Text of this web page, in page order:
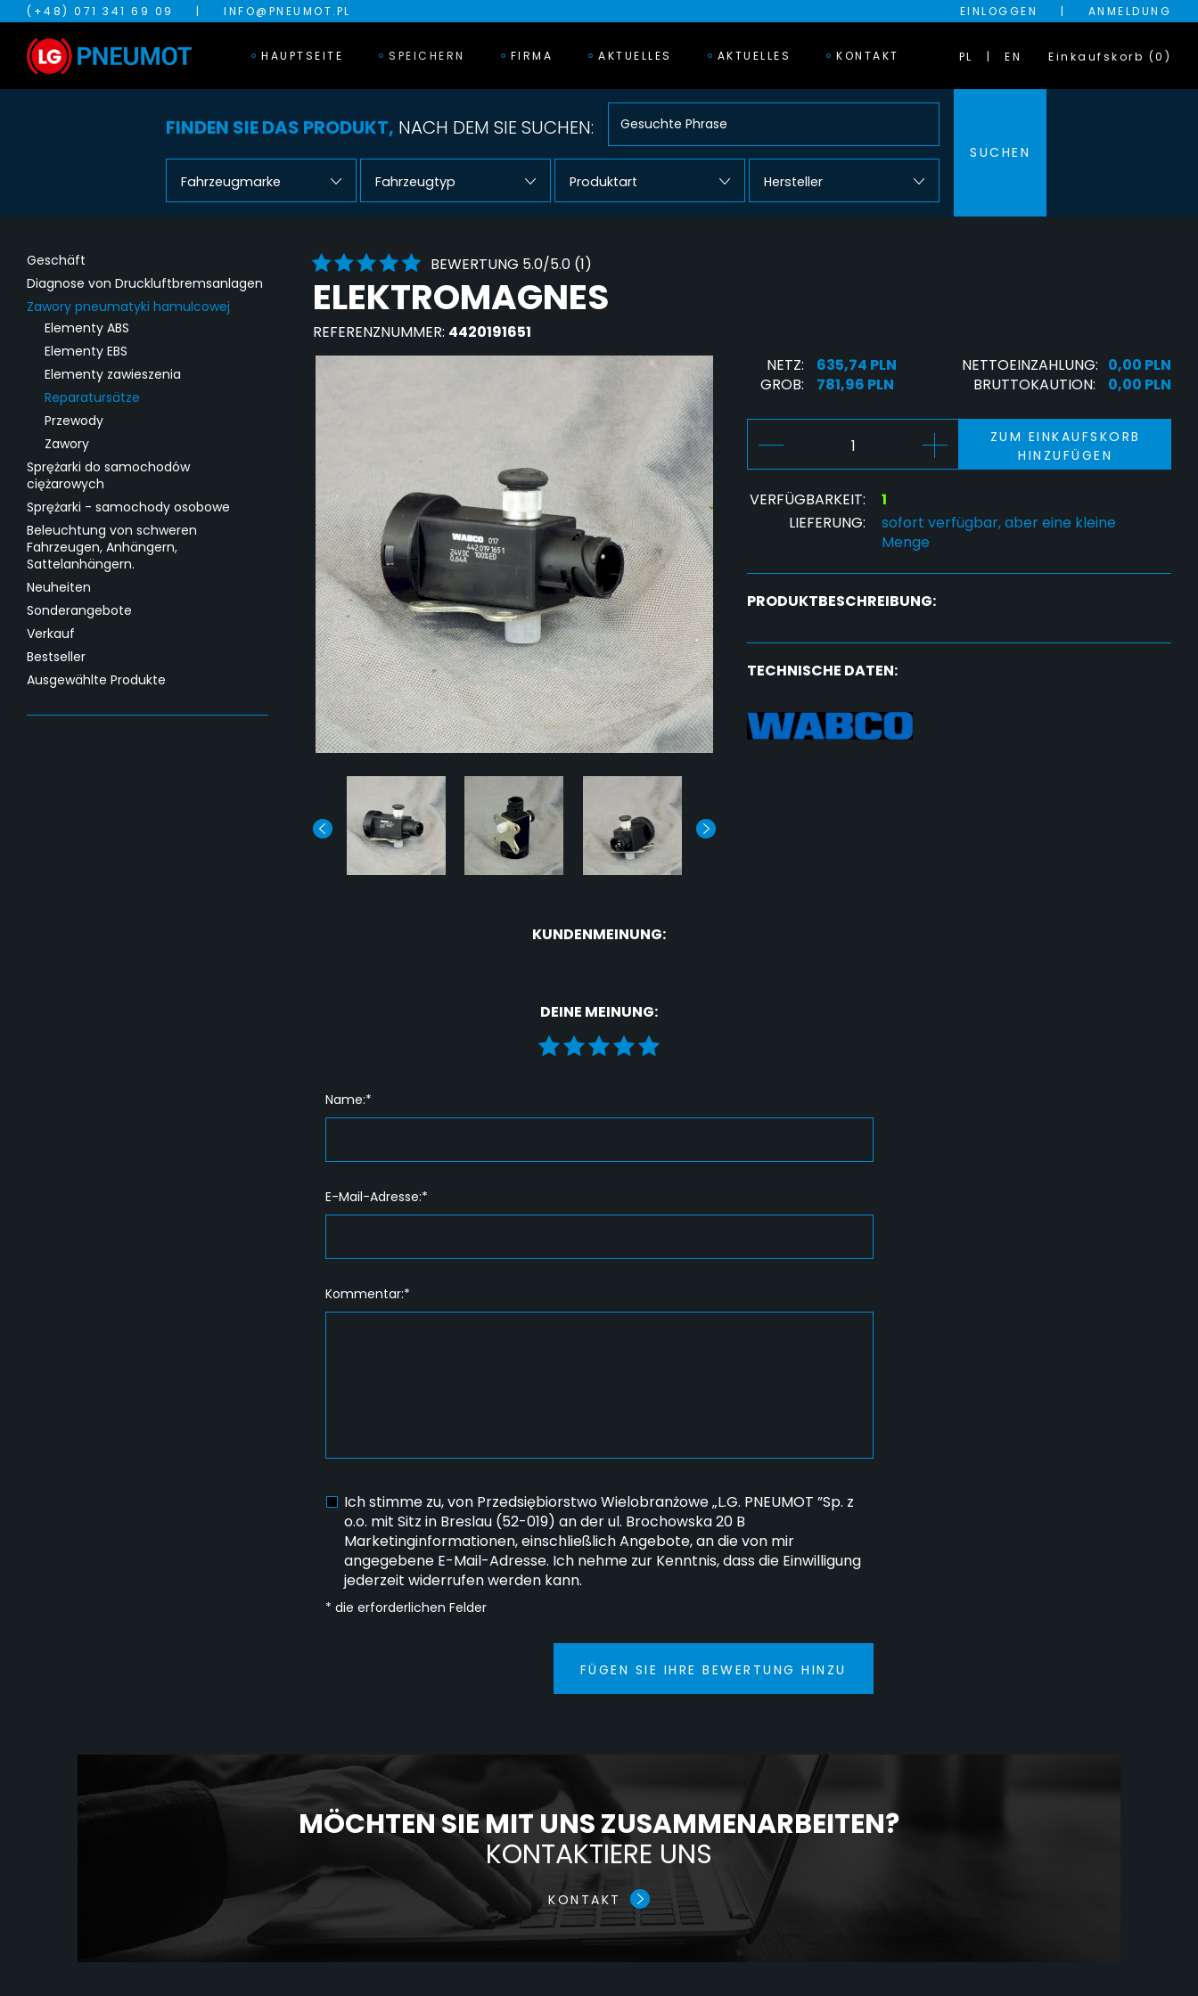
(+48) 071 341 69 09 | INFO@PNEUMOT.PL EINLOGGEN | ANMELDUNG
HAUPTSEITE SPEICHERN FIRMA AKTUELLES AKTUELLES KONTAKT PL EN Einkaufskorb (0)
FINDEN SIE DAS PRODUKT, NACH DEM SIE SUCHEN:
Fahrzeugmarke Fahrzeugtyp Produktart Hersteller
SUCHEN
Geschäft
Diagnose von Druckluftbremsanlagen
Zawory pneumatyki hamulcowej
Elementy ABS
Elementy EBS
Elementy zawieszenia
Reparatursätze
Przewody
Zawory
Sprężarki do samochodów
ciężarowych
Sprężarki - samochody osobowe
Beleuchtung von schweren
Fahrzeugen, Anhängern,
Sattelanhängern.
Neuheiten
Sonderangebote
Verkauf
Bestseller
Ausgewählte Produkte
BEWERTUNG 5.0/5.0 (1)
ELEKTROMAGNES
REFERENZNUMMER: 4420191651
NETZ:
635,74 PLN
GROB:
781,96 PLN
NETTOEINZAHLUNG: 0,00 PLN
BRUTTOKAUTION:
0,00 PLN
ZUM EINKAUFSKORB
HINZUFÜGEN
VERFÜGBARKEIT:
1
LIEFERUNG:
sofort verfügbar, aber eine kleine
Menge
PRODUKTBESCHREIBUNG:
TECHNISCHE DATEN:
KUNDENMEINUNG:
DEINE MEINUNG:
Name:*
E-Mail-Adresse:*
Kommentar:*
Ich stimme zu, von Przedsiębiorstwo Wielobranżowe „L.G. PNEUMOT ”Sp. z
o.o. mit Sitz in Breslau (52-019) an der ul. Brochowska 20 B
Marketinginformationen, einschließlich Angebote, an die von mir
angegebene E-Mail-Adresse. Ich nehme zur Kenntnis, dass die Einwilligung
jederzeit widerrufen werden kann.
* die erforderlichen Felder
FÜGEN SIE IHRE BEWERTUNG HINZU
MÖCHTEN SIE MIT UNS ZUSAMMENARBEITEN?
KONTAKTIERE UNS
KONTAKT